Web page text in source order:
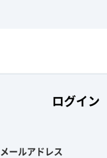
ログイン
メールアドレス